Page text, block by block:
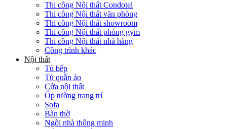
Thi công Nội thất Condotel
Thi công Nội thất văn phòng
Thi công Nội thất showroom
Thi công Nội thất phòng gym
Thi công Nội thất nhà hàng
Công trình khác
Nội thất
Tủ bếp
Tủ quần áo
Cửa nội thất
Ốp tường trang trí
Sofa
Bàn thờ
Ngôi nhà thông minh